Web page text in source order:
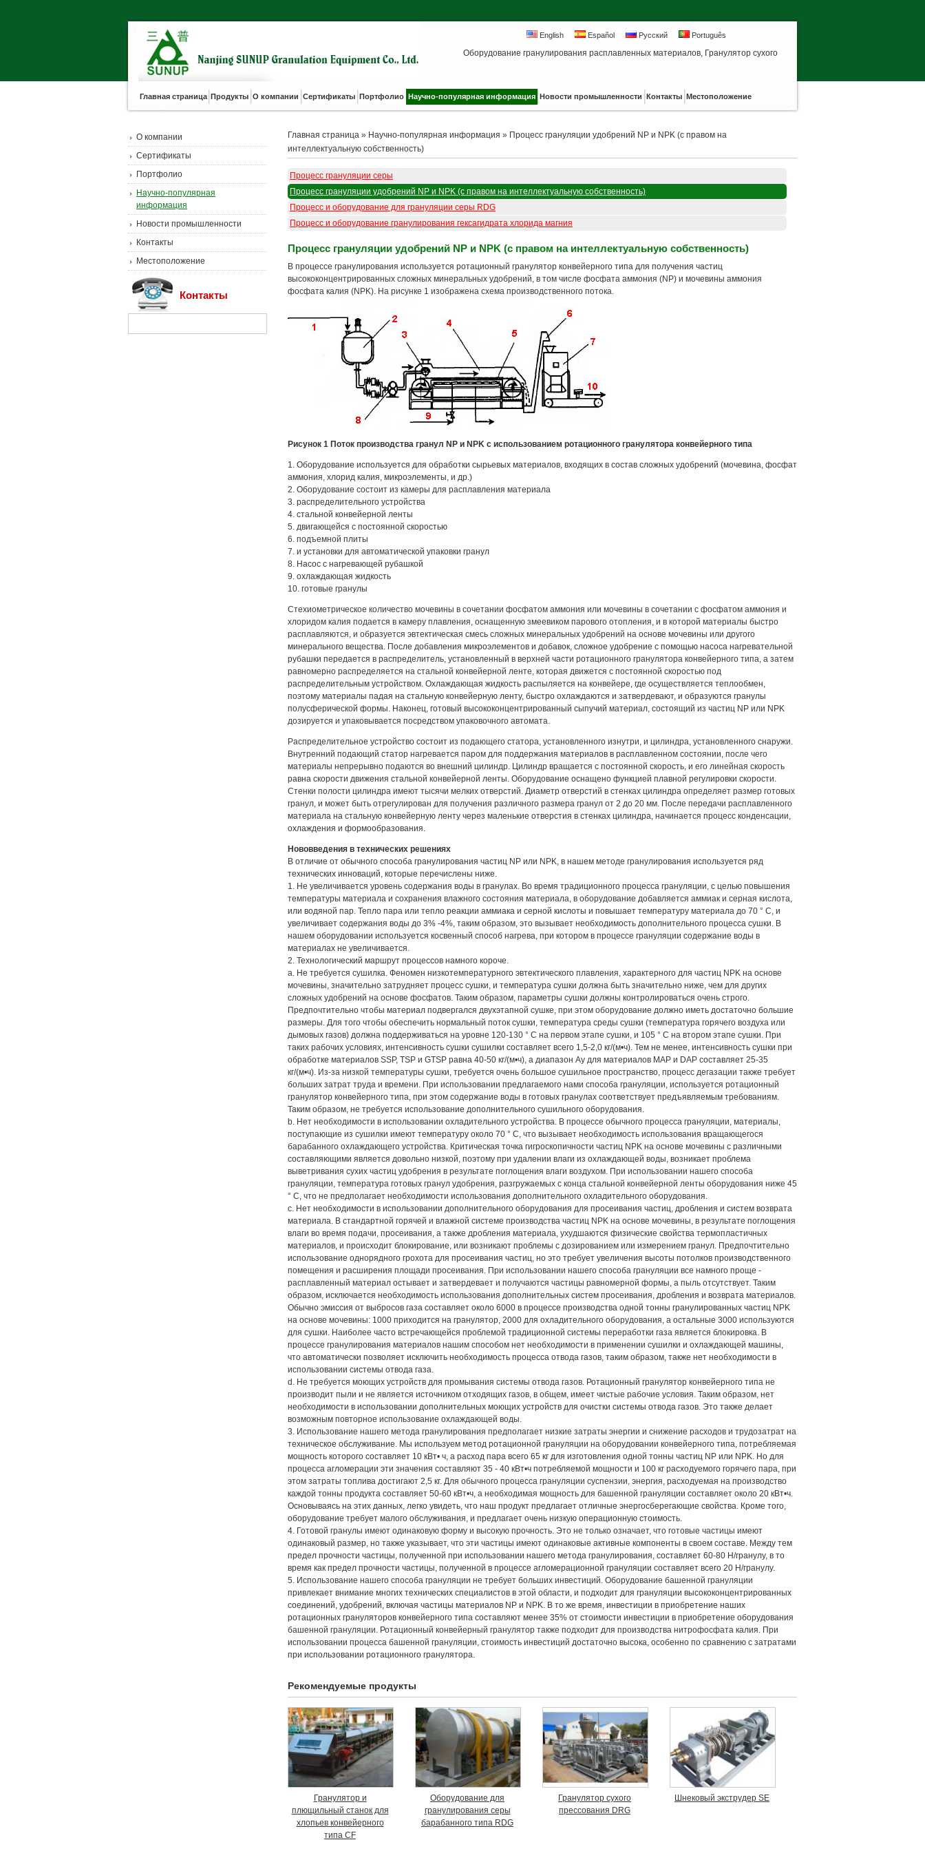
English Español Русский Português
Оборудование гранулирования расплавленных материалов, Гранулятор сухого
Главная страница Продукты О компании Сертификаты Портфолио Научно-популярная информация Новости промышленности Контакты Местоположение
О компании
Сертификаты
Портфолио
Научно-популярная
информация
Новости промышленности
Контакты
Местоположение
Контакты
Главная страница » Научно-популярная информация » Процесс грануляции удобрений NP и NPK (с правом на
интеллектуальную собственность)
Процесс грануляции серы
Процесс грануляции удобрений NP и NPK (с правом на интеллектуальную собственность)
Процесс и оборудование для грануляции серы RDG
Процесс и оборудование гранулирования гексагидрата хлорида магния
Процесс грануляции удобрений NP и NPK (с правом на интеллектуальную собственность)
В процессе гранулирования используется ротационный гранулятор конвейерного типа для получения частиц
высококонцентрированных сложных минеральных удобрений, в том числе фосфата аммония (NP) и мочевины аммония
фосфата калия (NPK). На рисунке 1 изображена схема производственного потока.
Рисунок 1 Поток производства гранул NP и NPK с использованием ротационного гранулятора конвейерного типа
1. Оборудование используется для обработки сырьевых материалов, входящих в состав сложных удобрений (мочевина, фосфат
аммония, хлорид калия, микроэлементы, и др.)
2. Оборудование состоит из камеры для расплавления материала
3. распределительного устройства
4. стальной конвейерной ленты
5. двигающейся с постоянной скоростью
6. подъемной плиты
7. и установки для автоматической упаковки гранул
8. Насос с нагревающей рубашкой
9. охлаждающая жидкость
10. готовые гранулы
Стехиометрическое количество мочевины в сочетании фосфатом аммония или мочевины в сочетании с фосфатом аммония и
хлоридом калия подается в камеру плавления, оснащенную змеевиком парового отопления, и в которой материалы быстро
расплавляются, и образуется эвтектическая смесь сложных минеральных удобрений на основе мочевины или другого
минерального вещества. После добавления микроэлементов и добавок, сложное удобрение с помощью насоса нагревательной
рубашки передается в распределитель, установленный в верхней части ротационного гранулятора конвейерного типа, а затем
равномерно распределяется на стальной конвейерной ленте, которая движется с постоянной скоростью под
распределительным устройством. Охлаждающая жидкость распыляется на конвейере, где осуществляется теплообмен,
поэтому материалы падая на стальную конвейерную ленту, быстро охлаждаются и затвердевают, и образуются гранулы
полусферической формы. Наконец, готовый высококонцентрированный сыпучий материал, состоящий из частиц NP или NPK
дозируется и упаковывается посредством упаковочного автомата.
Распределительное устройство состоит из подающего статора, установленного изнутри, и цилиндра, установленного снаружи.
Внутренний подающий статор нагревается паром для поддержания материалов в расплавленном состоянии, после чего
материалы непрерывно подаются во внешний цилиндр. Цилиндр вращается с постоянной скорость, и его линейная скорость
равна скорости движения стальной конвейерной ленты. Оборудование оснащено функцией плавной регулировки скорости.
Стенки полости цилиндра имеют тысячи мелких отверстий. Диаметр отверстий в стенках цилиндра определяет размер готовых
гранул, и может быть отрегулирован для получения различного размера гранул от 2 до 20 мм. После передачи расплавленного
материала на стальную конвейерную ленту через маленькие отверстия в стенках цилиндра, начинается процесс конденсации,
охлаждения и формообразования.
Нововведения в технических решениях
В отличие от обычного способа гранулирования частиц NP или NPK, в нашем методе гранулирования используется ряд
технических инноваций, которые перечислены ниже.
1. Не увеличивается уровень содержания воды в гранулах. Во время традиционного процесса грануляции, с целью повышения
температуры материала и сохранения влажного состояния материала, в оборудование добавляется аммиак и серная кислота,
или водяной пар. Тепло пара или тепло реакции аммиака и серной кислоты и повышает температуру материала до 70 ° C, и
увеличивает содержания воды до 3% -4%, таким образом, это вызывает необходимость дополнительного процесса сушки. В
нашем оборудовании используется косвенный способ нагрева, при котором в процессе грануляции содержание воды в
материалах не увеличивается.
2. Технологический маршрут процессов намного короче.
а. Не требуется сушилка. Феномен низкотемпературного эвтектического плавления, характерного для частиц NPK на основе
мочевины, значительно затрудняет процесс сушки, и температура сушки должна быть значительно ниже, чем для других
сложных удобрений на основе фосфатов. Таким образом, параметры сушки должны контролироваться очень строго.
Предпочтительно чтобы материал подвергался двухэтапной сушке, при этом оборудование должно иметь достаточно большие
размеры. Для того чтобы обеспечить нормальный поток сушки, температура среды сушки (температура горячего воздуха или
дымовых газов) должна поддерживаться на уровне 120-130 ° C на первом этапе сушки, и 105 ° C на втором этапе сушки. При
таких рабочих условиях, интенсивность сушки сушилки составляет всего 1,5-2,0 кг/(м•ч). Тем не менее, интенсивность сушки при
обработке материалов SSP, TSP и GTSP равна 40-50 кг/(м•ч), а диапазон Ay для материалов MAP и DAP составляет 25-35
кг/(м•ч). Из-за низкой температуры сушки, требуется очень большое сушильное пространство, процесс дегазации также требует
больших затрат труда и времени. При использовании предлагаемого нами способа грануляции, используется ротационный
гранулятор конвейерного типа, при этом содержание воды в готовых гранулах соответствует предъявляемым требованиям.
Таким образом, не требуется использование дополнительного сушильного оборудования.
b. Нет необходимости в использовании охладительного устройства. В процессе обычного процесса грануляции, материалы,
поступающие из сушилки имеют температуру около 70 ° C, что вызывает необходимость использования вращающегося
барабанного охлаждающего устройства. Критическая точка гигроскопичности частиц NPK на основе мочевины с различными
составляющими является довольно низкой, поэтому при удалении влаги из охлаждающей воды, возникает проблема
выветривания сухих частиц удобрения в результате поглощения влаги воздухом. При использовании нашего способа
грануляции, температура готовых гранул удобрения, разгружаемых с конца стальной конвейерной ленты оборудования ниже 45
° C, что не предполагает необходимости использования дополнительного охладительного оборудования.
с. Нет необходимости в использовании дополнительного оборудования для просеивания частиц, дробления и систем возврата
материала. В стандартной горячей и влажной системе производства частиц NPK на основе мочевины, в результате поглощения
влаги во время подачи, просеивания, а также дробления материала, ухудшаются физические свойства термопластичных
материалов, и происходит блокирование, или возникают проблемы с дозированием или измерением гранул. Предпочтительно
использование однорядного грохота для просеивания частиц, но это требует увеличения высоты потолков производственного
помещения и расширения площади просеивания. При использовании нашего способа грануляции все намного проще -
расплавленный материал остывает и затвердевает и получаются частицы равномерной формы, а пыль отсутствует. Таким
образом, исключается необходимость использования дополнительных систем просеивания, дробления и возврата материалов.
Обычно эмиссия от выбросов газа составляет около 6000 в процессе производства одной тонны гранулированных частиц NPK
на основе мочевины: 1000 приходится на гранулятор, 2000 для охладительного оборудования, а остальные 3000 используются
для сушки. Наиболее часто встречающейся проблемой традиционной системы переработки газа является блокировка. В
процессе гранулирования материалов нашим способом нет необходимости в применении сушилки и охлаждающей машины,
что автоматически позволяет исключить необходимость процесса отвода газов, таким образом, также нет необходимости в
использовании системы отвода газа.
d. Не требуется моющих устройств для промывания системы отвода газов. Ротационный гранулятор конвейерного типа не
производит пыли и не является источником отходящих газов, в общем, имеет чистые рабочие условия. Таким образом, нет
необходимости в использовании дополнительных моющих устройств для очистки системы отвода газов. Это также делает
возможным повторное использование охлаждающей воды.
3. Использование нашего метода гранулирования предполагает низкие затраты энергии и снижение расходов и трудозатрат на
техническое обслуживание. Мы используем метод ротационной грануляции на оборудовании конвейерного типа, потребляемая
мощность которого составляет 10 кВт• ч, а расход пара всего 65 кг для изготовления одной тонны частиц NP или NPK. Но для
процесса агломерации эти значения составляют 35 - 40 кВт•ч потребляемой мощности и 100 кг расходуемого горячего пара, при
этом затраты топлива достигают 2,5 кг. Для обычного процесса грануляции суспензии, энергия, расходуемая на производство
каждой тонны продукта составляет 50-60 кВт•ч, а необходимая мощность для башенной грануляции составляет около 20 кВт•ч.
Основываясь на этих данных, легко увидеть, что наш продукт предлагает отличные энергосберегающие свойства. Кроме того,
оборудование требует малого обслуживания, и предлагает очень низкую операционную стоимость.
4. Готовой гранулы имеют одинаковую форму и высокую прочность. Это не только означает, что готовые частицы имеют
одинаковый размер, но также указывает, что эти частицы имеют одинаковые активные компоненты в своем составе. Между тем
предел прочности частицы, полученной при использовании нашего метода гранулирования, составляет 60-80 Н/гранулу, в то
время как предел прочности частицы, полученной в процессе агломерационной грануляции составляет всего 20 Н/гранулу.
5. Использование нашего способа грануляции не требует больших инвестиций. Оборудование башенной грануляции
привлекает внимание многих технических специалистов в этой области, и подходит для грануляции высококонцентрированных
соединений, удобрений, включая частицы материалов NP и NPK. В то же время, инвестиции в приобретение наших
ротационных грануляторов конвейерного типа составляют менее 35% от стоимости инвестиции в приобретение оборудования
башенной грануляции. Ротационный конвейерный гранулятор также подходит для производства нитрофосфата калия. При
использовании процесса башенной грануляции, стоимость инвестиций достаточно высока, особенно по сравнению с затратами
при использовании ротационного гранулятора.
Рекомендуемые продукты
Гранулятор и
плющильный станок для
хлопьев конвейерного
типа CF
Оборудование для
гранулирования серы
барабанного типа RDG
Гранулятор сухого
прессования DRG
Шнековый экструдер SE